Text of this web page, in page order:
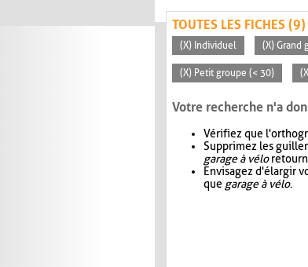
TOUTES LES FICHES (9)
(X) Individuel (X) Grand
(X) Petit groupe (< 30)
Votre recherche n'a
Vérifiez que
Supprimez les
garage à vélo
Envisagez d'élargir
que garage à vélo.